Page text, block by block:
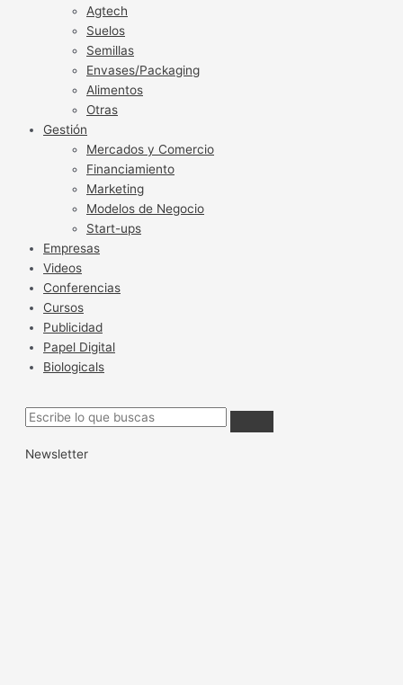
Agtech
Suelos
Semillas
Envases/Packaging
Alimentos
Otras
Gestión
Mercados y Comercio
Financiamiento
Marketing
Modelos de Negocio
Start-ups
Empresas
Videos
Conferencias
Cursos
Publicidad
Papel Digital
Biologicals
Newsletter